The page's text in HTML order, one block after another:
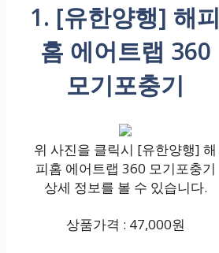
1. [유한양행] 해피
홈 에어트랩 360
모기포충기
위 사진을 클릭시 [유한양행] 해
피홈 에어트랩 360 모기포충기
상세 정보를 볼 수 있습니다.
상품가격 : 47,000원